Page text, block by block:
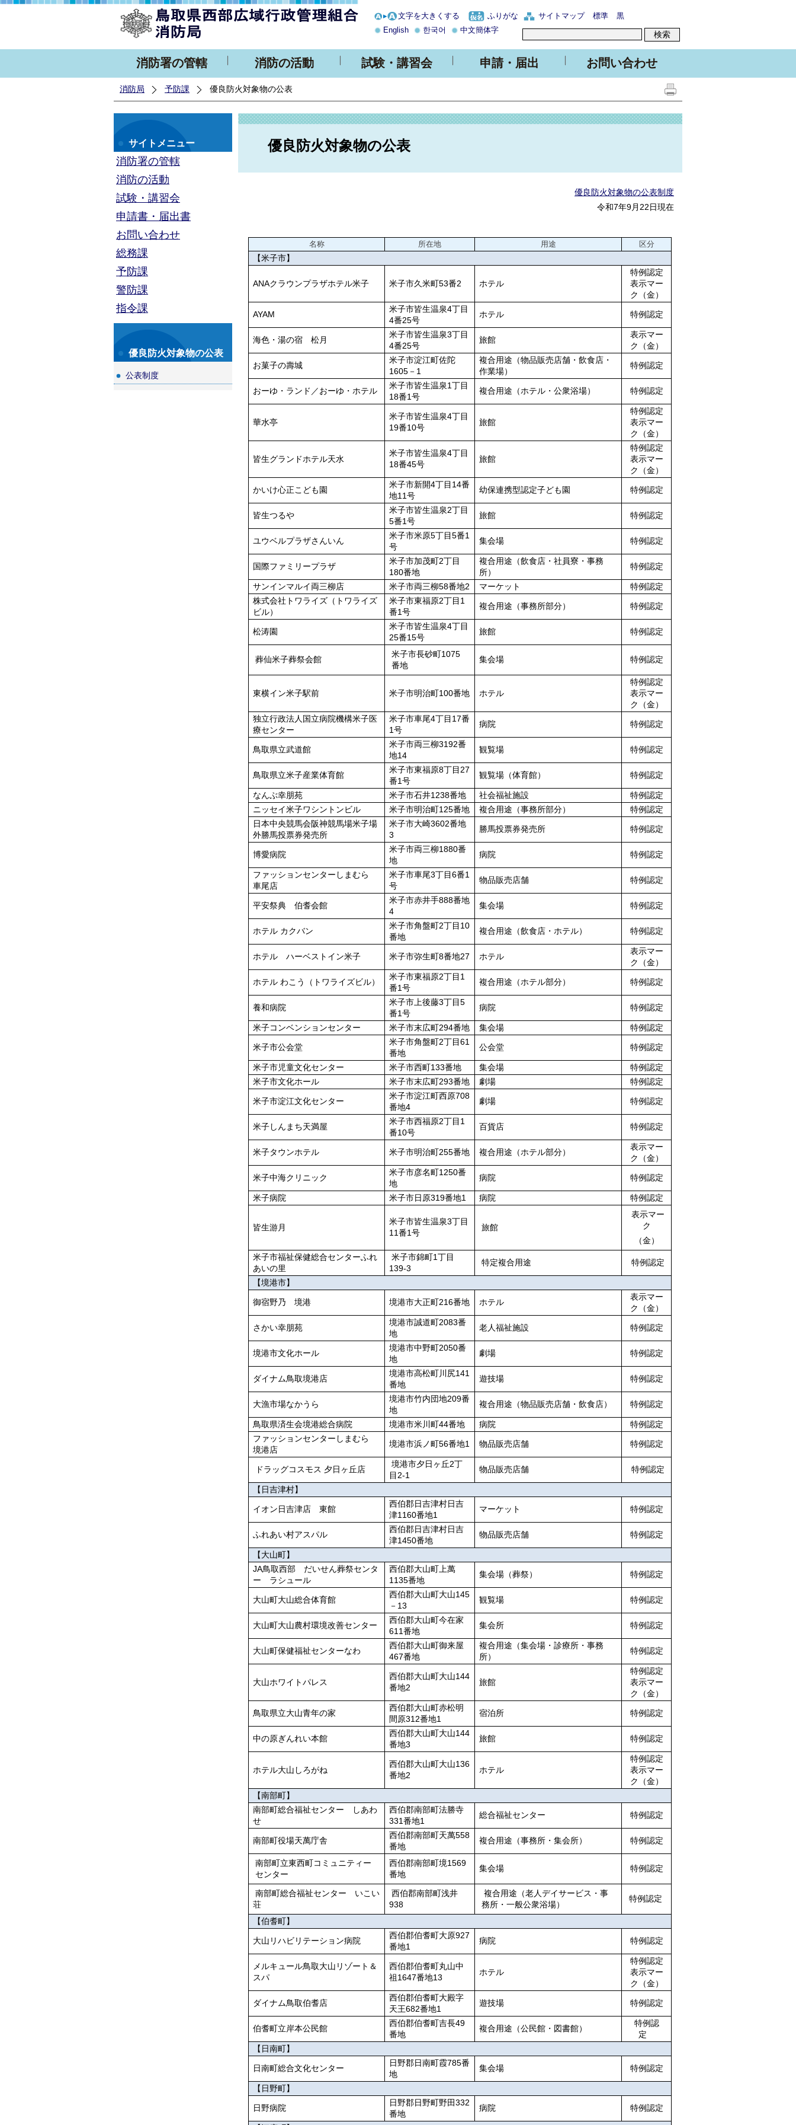
文字を大きくする ふりがな サイトマップ 標準
黒
English
한국어 中文簡体字
消防署の管轄 消防の活動 試験・講習会 申請・届出 お問い合わせ
消防局 予防課 優良防火対象物の公表
サイトメニュー
消防署の管轄
消防の活動
試験・講習会
申請書・届出書
お問い合わせ
総務課
予防課
警防課
指令課
優良防火対象物の公表
公表制度
優良防火対象物の公表
優良防火対象物の公表制度
令和7年9月22日現在
名称 所在地 用途 区分
【米子市】
ANAクラウンプラザホテル米子 米子市久米町53番2 ホテル
特例認定
表示マー
ク（金）
AYAM
米子市皆生温泉4丁目
4番25号
ホテル 特例認定
海色・湯の宿 松月
米子市皆生温泉3丁目
4番25号
旅館
表示マー
ク（金）
お菓子の壽城
米子市淀江町佐陀
1605－1
複合用途（物品販売店舗・飲食店・
作業場）
特例認定
おーゆ・ランド／おーゆ・ホテル
米子市皆生温泉1丁目
18番1号
複合用途（ホテル・公衆浴場） 特例認定
華水亭
米子市皆生温泉4丁目
19番10号
旅館
特例認定
表示マー
ク（金）
皆生グランドホテル天水
米子市皆生温泉4丁目
18番45号
旅館
特例認定
表示マー
ク（金）
かいけ心正こども園
米子市新開4丁目14番
地11号
幼保連携型認定子ども園 特例認定
皆生つるや
米子市皆生温泉2丁目
5番1号
旅館 特例認定
ユウベルプラザさんいん
米子市米原5丁目5番1
号
集会場 特例認定
国際ファミリープラザ
米子市加茂町2丁目
180番地
複合用途（飲食店・社員寮・事務
所）
特例認定
サンインマルイ両三柳店 米子市両三柳58番地2 マーケット
特例認定
株式会社トワライズ（トワライズ
ビル）
米子市東福原2丁目1
番1号
複合用途（事務所部分） 特例認定
松涛園
米子市皆生温泉4丁目
25番15号
旅館 特例認定
葬仙米子葬祭会館
米子市長砂町1075
番地
集会場 特例認定
東横イン米子駅前 米子市明治町100番地 ホテル
特例認定
表示マー
ク（金）
独立行政法人国立病院機構米子医
療センター
米子市車尾4丁目17番
1号
病院 特例認定
鳥取県立武道館
米子市両三柳3192番
地14
観覧場 特例認定
鳥取県立米子産業体育館
米子市東福原8丁目27
番1号
観覧場（体育館） 特例認定
なんぶ幸朋苑 米子市石井1238番地 社会福祉施設
特例認定
ニッセイ米子ワシントンビル
米子市明治町125番地 複合用途（事務所部分）
特例認定
日本中央競馬会阪神競馬場米子場
外勝馬投票券発売所
米子市大崎3602番地
3
勝馬投票券発売所 特例認定
博愛病院
米子市両三柳1880番
地
病院 特例認定
ファッションセンターしまむら
車尾店
米子市車尾3丁目6番1
号
物品販売店舗 特例認定
平安祭典 伯耆会館
米子市赤井手888番地
4
集会場 特例認定
ホテル カクバン
米子市角盤町2丁目10
番地
複合用途（飲食店・ホテル） 特例認定
ホテル ハーベストイン米子 米子市弥生町8番地27 ホテル
表示マー
ク（金）
ホテル わこう（トワライズビル）
米子市東福原2丁目1
番1号
複合用途（ホテル部分） 特例認定
養和病院
米子市上後藤3丁目5
番1号
病院 特例認定
米子コンベンションセンター 米子市末広町294番地 集会場 特例認定
米子市公会堂
米子市角盤町2丁目61
番地
公会堂 特例認定
米子市児童文化センター 米子市西町133番地 集会場
特例認定
米子市文化ホール
米子市末広町293番地 劇場 特例認定
米子市淀江文化センター
米子市淀江町西原708
番地4
劇場 特例認定
米子しんまち天満屋
米子市西福原2丁目1
番10号
百貨店 特例認定
米子タウンホテル 米子市明治町255番地 複合用途（ホテル部分）
表示マー
ク（金）
米子中海クリニック
米子市彦名町1250番
地
病院 特例認定
米子病院 米子市日原319番地1 病院 特例認定
皆生游月
米子市皆生温泉3丁目
11番1号
旅館
表示マー
ク
（金）
米子市福祉保健総合センターふれ
あいの里
米子市錦町1丁目
139-3
特定複合用途 特例認定
【境港市】
御宿野乃 境港 境港市大正町216番地 ホテル
表示マー
ク（金）
さかい幸朋苑
境港市誠道町2083番
地
老人福祉施設 特例認定
境港市文化ホール
境港市中野町2050番
地
劇場 特例認定
ダイナム鳥取境港店
境港市高松町川尻141
番地
遊技場 特例認定
大漁市場なかうら
境港市竹内団地209番
地
複合用途（物品販売店舗・飲食店） 特例認定
鳥取県済生会境港総合病院 境港市米川町44番地 病院
特例認定
ファッションセンターしまむら
境港店
境港市浜ノ町56番地1 物品販売店舗 特例認定
ドラッグコスモス 夕日ヶ丘店
境港市夕日ヶ丘2丁
目2-1
物品販売店舗 特例認定
【日吉津村】
イオン日吉津店 東館
西伯郡日吉津村日吉
津1160番地1
マーケット 特例認定
ふれあい村アスパル
西伯郡日吉津村日吉
津1450番地
物品販売店舗 特例認定
【大山町】
JA鳥取西部 だいせん葬祭センタ
ー ラシュール
西伯郡大山町上萬
1135番地
集会場（葬祭） 特例認定
大山町大山総合体育館
西伯郡大山町大山145
－13
観覧場 特例認定
大山町大山農村環境改善センター
西伯郡大山町今在家
611番地
集会所 特例認定
大山町保健福祉センターなわ
西伯郡大山町御来屋
467番地
複合用途（集会場・診療所・事務
所）
特例認定
大山ホワイトパレス
西伯郡大山町大山144
番地2
旅館
特例認定
表示マー
ク（金）
鳥取県立大山青年の家
西伯郡大山町赤松明
間原312番地1
宿泊所 特例認定
中の原ぎんれい本館
西伯郡大山町大山144
番地3
旅館 特例認定
ホテル大山しろがね
西伯郡大山町大山136
番地2
ホテル
特例認定
表示マー
ク（金）
【南部町】
南部町総合福祉センター しあわ
せ
西伯郡南部町法勝寺
331番地1
総合福祉センター 特例認定
南部町役場天萬庁舎
西伯郡南部町天萬558
番地
複合用途（事務所・集会所） 特例認定
南部町立東西町コミュニティー
センター
西伯郡南部町境1569
番地
集会場 特例認定
南部町総合福祉センター いこい
荘
西伯郡南部町浅井
938
複合用途（老人デイサービス・事
務所・一般公衆浴場）
特例認定
【伯耆町】
大山リハビリテーション病院
西伯郡伯耆町大原927
番地1
病院 特例認定
メルキュール鳥取大山リゾート＆
スパ
西伯郡伯耆町丸山中
祖1647番地13
ホテル
特例認定
表示マー
ク（金）
ダイナム鳥取伯耆店
西伯郡伯耆町大殿字
天王682番地1
遊技場 特例認定
伯耆町立岸本公民館
西伯郡伯耆町吉長49
番地
複合用途（公民館・図書館）
特例認
定
【日南町】
日南町総合文化センター
日野郡日南町霞785番
地
集会場 特例認定
【日野町】
日野病院
日野郡日野町野田332
番地
病院 特例認定